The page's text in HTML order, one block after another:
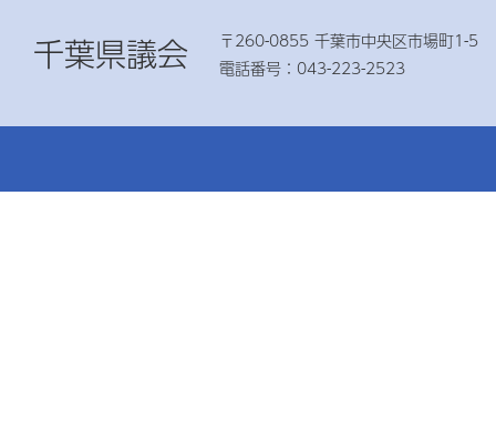
千葉県議会
〒260-0855 千葉市中央区市場町1-5
電話番号：043-223-2523